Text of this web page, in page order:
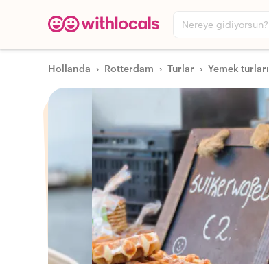
Nereye gidiyorsun?
Hollanda › Rotterdam › Turlar › Yemek turları